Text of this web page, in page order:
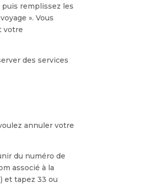
puis remplissez les
». Vous
votre
des services
annuler votre
du numéro de
associé à la
et tapez 33 ou